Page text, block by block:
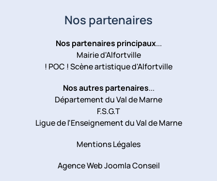
Nos partenaires
Nos partenaires principaux...
Mairie d'Alfortville
! POC ! Scène artistique d'Alfortville
Nos autres partenaires...
Département du Val de Marne
F.S.G.T
Ligue de l'Enseignement du Val de Marne
Mentions Légales
Agence Web Joomla Conseil